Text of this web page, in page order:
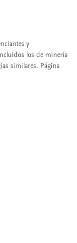
y
los de minería
similares. Página